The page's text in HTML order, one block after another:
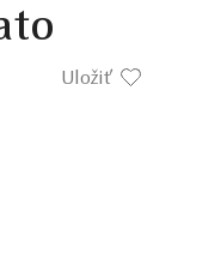
Uložiť